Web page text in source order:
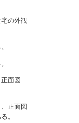
の外観
面図
正面図
。